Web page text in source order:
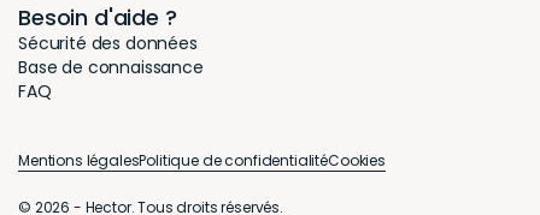
Besoin d'aide ?
Sécurité des données
Base de connaissance
FAQ
© 2026 - Hector. Tous droits réservés.
Mentions légalesPolitique de confidentialitéCookies